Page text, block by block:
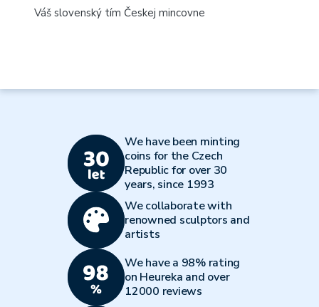
Váš slovenský tím Českej mincovne
We have been minting
coins for the Czech
Republic for over 30
years, since 1993
We collaborate with
renowned sculptors and
artists
We have a 98% rating
on Heureka and over
12000 reviews